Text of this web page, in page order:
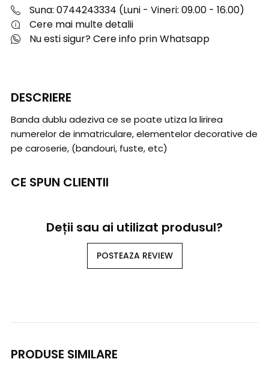
Suna: 0744243334 (Luni - Vineri: 09.00 - 16.00)
Cere mai multe detalii
Nu esti sigur? Cere info prin Whatsapp
DESCRIERE
Banda dublu adeziva ce se poate utiza la lirirea
numerelor de inmatriculare, elementelor decorative de
pe caroserie, (bandouri, fuste, etc)
CE SPUN CLIENTII
Deții sau ai utilizat produsul?
POSTEAZA REVIEW
PRODUSE SIMILARE